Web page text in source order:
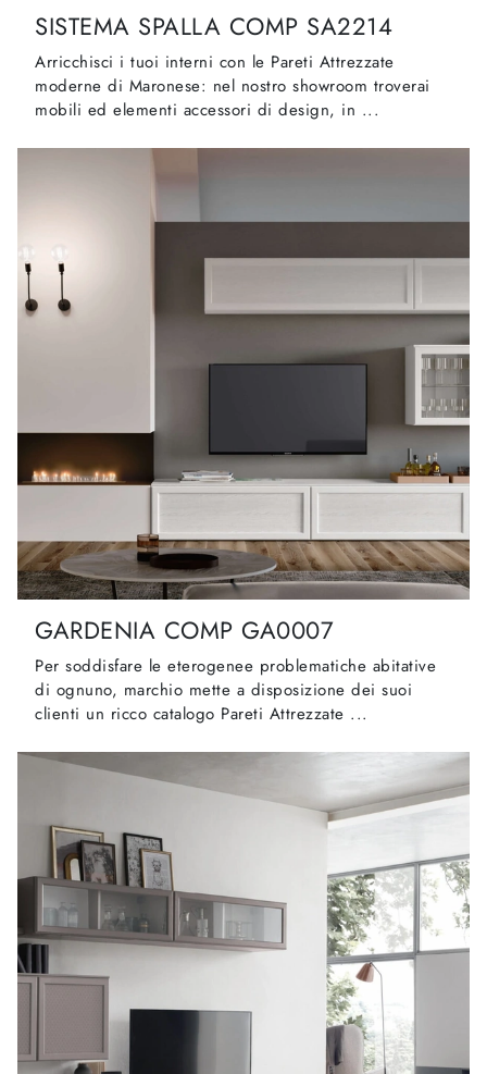
SISTEMA SPALLA COMP SA2214
Arricchisci i tuoi interni con le Pareti Attrezzate
moderne di Maronese: nel nostro showroom troverai
mobili ed elementi accessori di design, in ...
GARDENIA COMP GA0007
Per soddisfare le eterogenee problematiche abitative
di ognuno, marchio mette a disposizione dei suoi
clienti un ricco catalogo Pareti Attrezzate ...